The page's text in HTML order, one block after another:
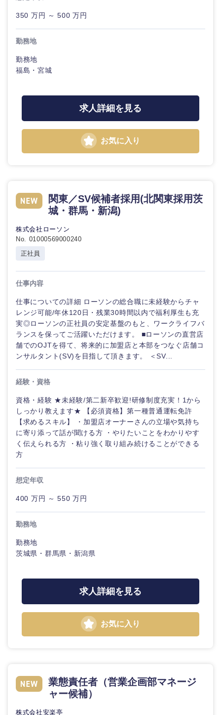
岡山県 広島県
山口県 徳島県
香川県 愛媛県
高知県
350 万円 ～ 500 万円
勤務地
勤務地
福島・宮城
求人詳細を見る
お気に入り
関東／SV候補者採用(北関東採用茨
城・群馬・新潟)
株式会社ローソン
No. 01000569000240
正社員
仕事内容
仕事についての詳細 ローソンの総合職に未経験からチャ
レンジ可能/年休120日・残業30時間以内で福利厚生も充
実◎ローソンの正社員の安定基盤のもと、ワークライフバ
ランスを保ってご活躍いただけます。 ■ローソンの直営店
舗でのOJTを得て、将来的に加盟店と本部をつなぐ店舗コ
ンサルタント(SV)を目指して頂きます。 ＜SV...
経験・資格
資格・経験 ★未経験/第二新卒歓迎!研修制度充実！1から
しっかり教えます★ 【必須資格】第一種普通運転免許
【求めるスキル】 ・加盟店オーナーさんの立場や気持ち
に寄り添って話が聞ける方 ・やりたいことをわかりやす
く伝えられる方 ・粘り強く取り組み続けることができる
方
想定年収
400 万円 ～ 550 万円
勤務地
勤務地
茨城県・群馬県・新潟県
求人詳細を見る
お気に入り
業態責任者（営業企画部マネージ
ャー候補）
株式会社安楽亭